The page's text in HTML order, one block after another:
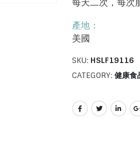
產地：
美國
SKU: HSLF19116
CATEGORY: 健康食